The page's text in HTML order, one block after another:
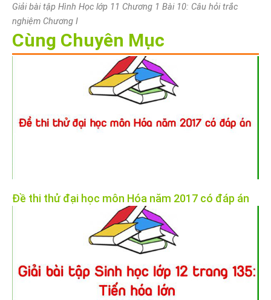
Giải bài tập Hình Học lớp 11 Chương 1 Bài 10: Câu hỏi trắc
nghiệm Chương I
Cùng Chuyên Mục
Đề thi thử đại học môn Hóa năm 2017 có đáp án